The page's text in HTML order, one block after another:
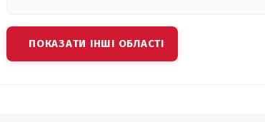
ПОКАЗАТИ ІНШІ ОБЛАСТІ